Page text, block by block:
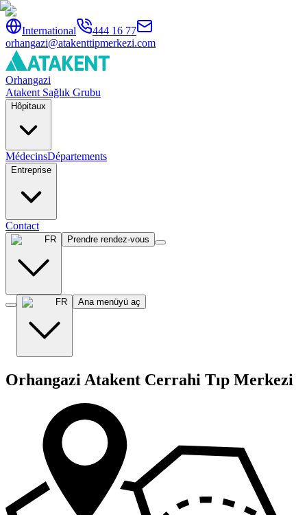
International
444 16 77
orhangazi@atakenttipmerkezi.com
Orhangazi
Atakent Sağlık Grubu
Hôpitaux
MédecinsDépartements
Entreprise
Contact
FR Prendre rendez-vous
FR Ana menüyü aç
Orhangazi Atakent Cerrahi Tıp Merkezi